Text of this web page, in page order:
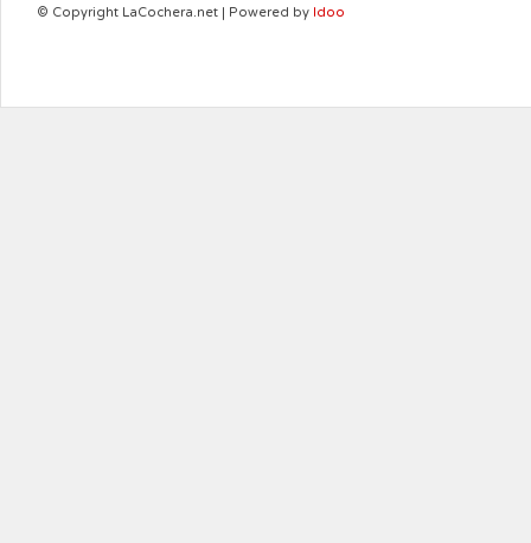
© Copyright LaCochera.net | Powered by Idoo